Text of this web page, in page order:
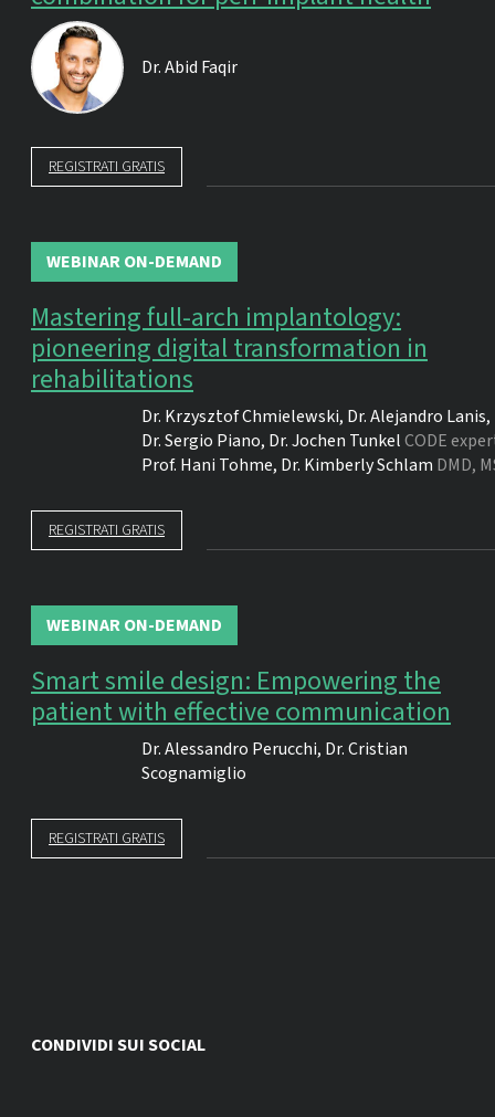
Dr.Abid Faqir
REGISTRATI GRATIS
WEBINAR ON-DEMAND
Mastering full-arch implantology:
pioneering digital transformation in
rehabilitations
Dr. Krzysztof Chmielewski, Dr.Alejandro Lanis,
Dr.Sergio Piano, Dr.Jochen TunkelCODE
Prof. Hani Tohme, Dr. Kimberly Schlam DMD,
REGISTRATI GRATIS
WEBINAR ON-DEMAND
Smart smile design: Empowering the
patient with effective communication
Dr.Alessandro Perucchi, Dr.Cristian
Scognamiglio
REGISTRATI GRATIS
CONDIVIDI SUI SOCIAL